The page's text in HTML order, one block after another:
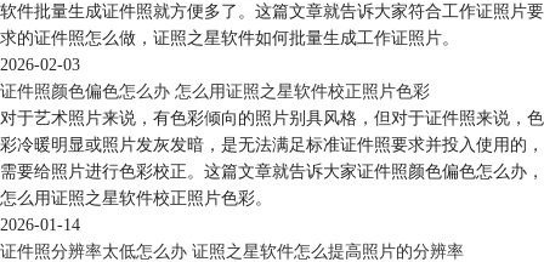
软件批量生成证件照就方便多了。这篇文章就告诉大家符合工作证照片要
求的证件照怎么做，证照之星软件如何批量生成工作证照片。
2026-02-03
证件照颜色偏色怎么办 怎么用证照之星软件校正照片色彩
对于艺术照片来说，有色彩倾向的照片别具风格，但对于证件照来说，色
彩冷暖明显或照片发灰发暗，是无法满足标准证件照要求并投入使用的，
需要给照片进行色彩校正。这篇文章就告诉大家证件照颜色偏色怎么办，
怎么用证照之星软件校正照片色彩。
2026-01-14
证件照分辨率太低怎么办 证照之星软件怎么提高照片的分辨率